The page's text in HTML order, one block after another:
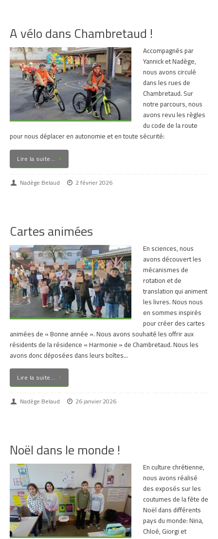
A vélo dans Chambretaud !
Accompagnés par
Yannick et Nadège,
nous avons circulé
dans les rues de
Chambretaud. Sur
notre parcours, nous
avons revu les règles
du code de la route
pour nous déplacer en autonomie et en toute sécurité:
Lire la suite…
Nadège Belaud 2 février 2026
Cartes animées
En sciences, nous
avons découvert les
mécanismes de
rotation et de
translation qui animent
les livres. Nous nous
en sommes inspirés
pour créer des cartes
animées de « Bonne année ». Nous avons souhaité les offrir aux
résidents de la résidence « Harmonie » de Chambretaud. Nous les
avons donc déposées dans leurs boîtes…
Lire la suite…
Nadège Belaud 26 janvier 2026
Noël dans le monde !
En culture chrétienne,
nous avons réalisé
des exposés sur les
coutumes de la fête de
Noël dans différents
pays du monde: Nina,
Chloé, Giorgi et